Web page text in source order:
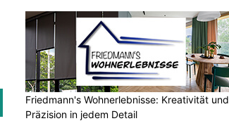
Friedmann's Wohnerlebnisse: Kreativität und
Präzision in jedem Detail